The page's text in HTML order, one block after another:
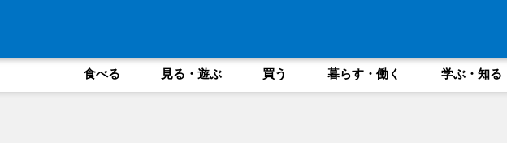
食べる 見る・遊ぶ 買う 暮らす・働く 学ぶ・知る